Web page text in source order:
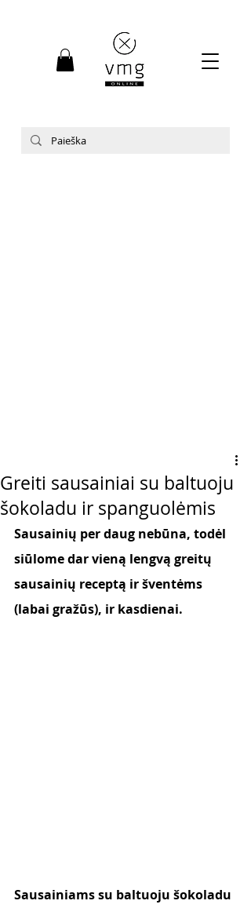
Greiti sausainiai su baltuoju
šokoladu ir spanguolėmis
Sausainių per daug nebūna, todėl
siūlome dar vieną lengvą greitų
sausainių receptą ir šventėms
(labai gražūs), ir kasdienai.
Sausainiams su baltuoju šokoladu